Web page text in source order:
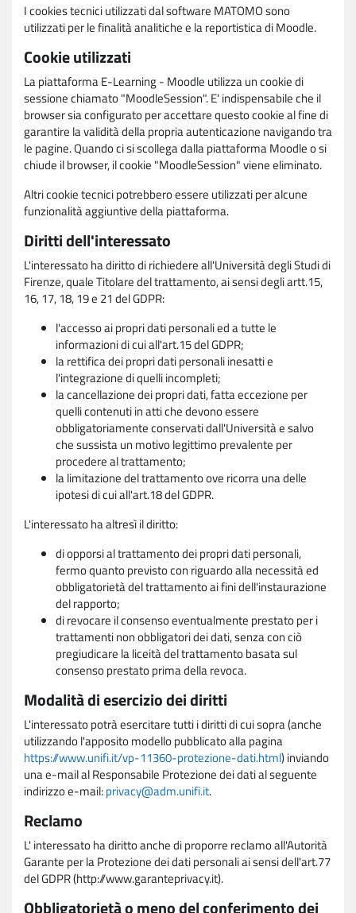
I cookies tecnici utilizzati dal software MATOMO sono
utilizzati per le finalità analitiche e la reportistica di Moodle.
Cookie utilizzati
La piattaforma E-Learning - Moodle utilizza un cookie di
sessione chiamato "MoodleSession". E' indispensabile che il
browser sia configurato per accettare questo cookie al fine di
garantire la validità della propria autenticazione navigando tra
le pagine. Quando ci si scollega dalla piattaforma Moodle o si
chiude il browser, il cookie "MoodleSession" viene eliminato.
Altri cookie tecnici potrebbero essere utilizzati per alcune
funzionalità aggiuntive della piattaforma.
Diritti dell'interessato
L'interessato ha diritto di richiedere all'Università degli Studi di
Firenze, quale Titolare del trattamento, ai sensi degli artt.15,
16, 17, 18, 19 e 21 del GDPR:
l'accesso ai propri dati personali ed a tutte le
informazioni di cui all'art.15 del GDPR;
la rettifica dei propri dati personali inesatti e
l'integrazione di quelli incompleti;
la cancellazione dei propri dati, fatta eccezione per
quelli contenuti in atti che devono essere
obbligatoriamente conservati dall'Università e salvo
che sussista un motivo legittimo prevalente per
procedere al trattamento;
la limitazione del trattamento ove ricorra una delle
ipotesi di cui all'art.18 del GDPR.
L'interessato ha altresì il diritto:
di opporsi al trattamento dei propri dati personali,
fermo quanto previsto con riguardo alla necessità ed
obbligatorietà del trattamento ai fini dell'instaurazione
del rapporto;
di revocare il consenso eventualmente prestato per i
trattamenti non obbligatori dei dati, senza con ciò
pregiudicare la liceità del trattamento basata sul
consenso prestato prima della revoca.
Modalità di esercizio dei diritti
L'interessato potrà esercitare tutti i diritti di cui sopra (anche
utilizzando l'apposito modello pubblicato alla pagina
https://www.unifi.it/vp-11360-protezione-dati.html) inviando
una e-mail al Responsabile Protezione dei dati al seguente
indirizzo e-mail:privacy@adm.unifi.it.
Reclamo
L' interessato ha diritto anche di proporre reclamo all'Autorità
Garante per la Protezione dei dati personali ai sensi dell'art.77
del GDPR (http://www.garanteprivacy.it).
Obbligatorietà o meno del conferimento dei